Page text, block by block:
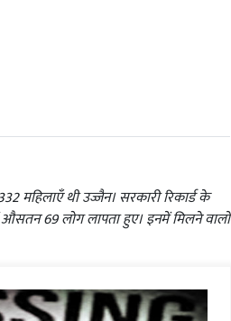
महिलाएँ थी उज्जैन। सरकारी रिकार्ड के
69 लोग लापता हुए। इनमें मिलने वालों